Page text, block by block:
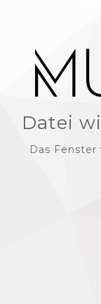
Datei
Das